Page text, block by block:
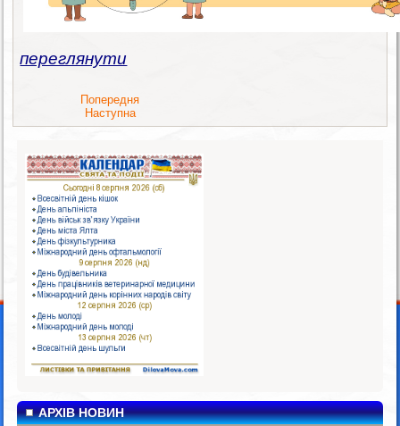
переглянути
Попередня
Наступна
АРХІВ НОВИН